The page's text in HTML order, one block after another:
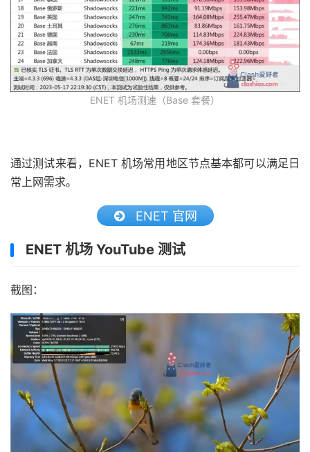
ENET 机场测速（Base 套餐）
通过测试来看，ENET 机场常用地区节点基本都可以满足日
常上网需求。
ENET 官网
ENET 机场 YouTube 测试
截图：